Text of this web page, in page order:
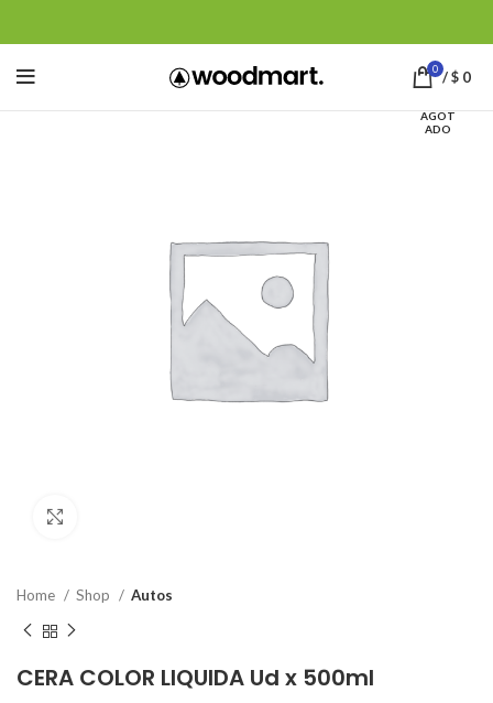
0 /$ 0
AGOT
ADO
Home Shop Autos
CERA COLOR LIQUIDA Ud x 500ml